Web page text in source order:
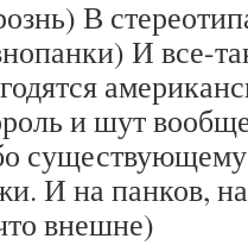
В
И все-
и шут
И на панков,
внешне)